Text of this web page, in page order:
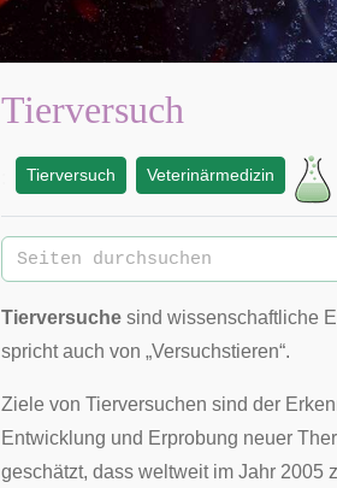
Tierversuch
Tierversuch Veterinärmedizin
Tierversuche sind wissenschaftliche
spricht auch von „Versuchstieren“.
Ziele von Tierversuchen sind der
Entwicklung und Erprobung neuer
geschätzt, dass weltweit im Jahr 2005